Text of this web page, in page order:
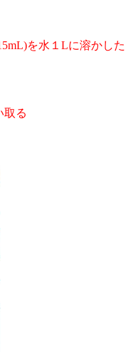
を水１Lに溶かした
取る